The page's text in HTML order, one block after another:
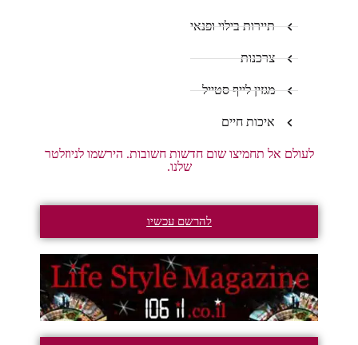
תיירות בילוי ופנאי
צרכנות
מגזין לייף סטייל
איכות חיים
לעולם אל תחמיצו שום חדשות חשובות. הירשמו לניוזלטר
שלנו.
להרשם עכשיו